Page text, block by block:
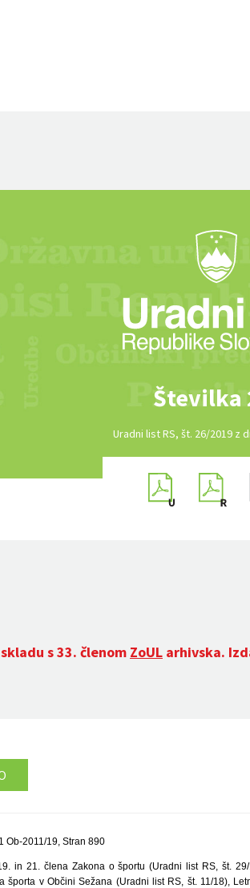
Številka
Uradni list RS, št. 26/2019 z
s 33. členom ZoUL arhivska.
Ob-2011/19, Stran 890
in 21. člena Zakona o športu (Uradni list RS, št.
športa v Občini Sežana (Uradni list RS, št. 11/18),